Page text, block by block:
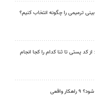
ترمیمی را چگونه انتخاب کنیم؟
کد پستی تا ثنا کدام را کجا انجام
واقعی